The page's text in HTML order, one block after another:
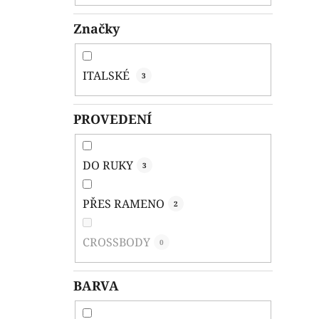
Značky
ITALSKÉ 3
PROVEDENÍ
DO RUKY 3
PŘES RAMENO 2
CROSSBODY 0
BARVA